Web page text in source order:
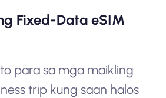
Fixed-Data eSIM
para sa mga maikling
trip kung saan halos